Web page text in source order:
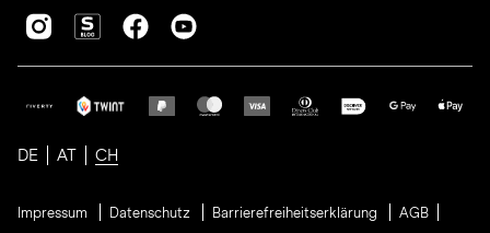
DE AT CH
Impressum Datenschutz Barrierefreiheitserklärung
AGB